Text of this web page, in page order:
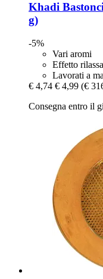
Khadi
g)
-5%
Vari aromi
Effetto
Lavorati a
€ 4,74 € 4,99 (€
Consegna entro il